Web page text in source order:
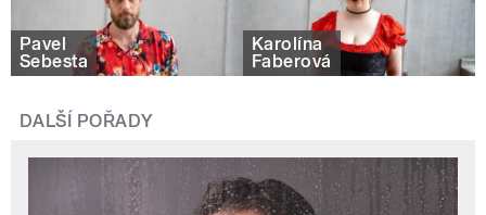
Pavel
Šebesta
Karolína
Faberová
DALŠÍ POŘADY